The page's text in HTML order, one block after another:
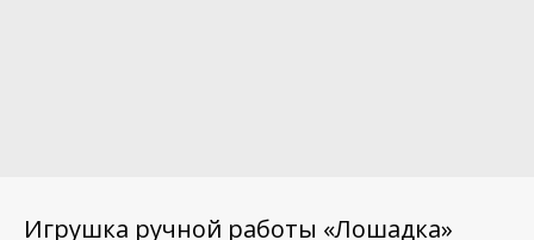
Игрушка ручной работы «Лошадка»